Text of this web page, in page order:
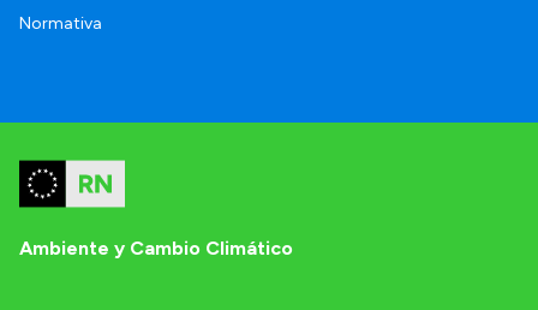
Normativa
Ambiente y Cambio Climático